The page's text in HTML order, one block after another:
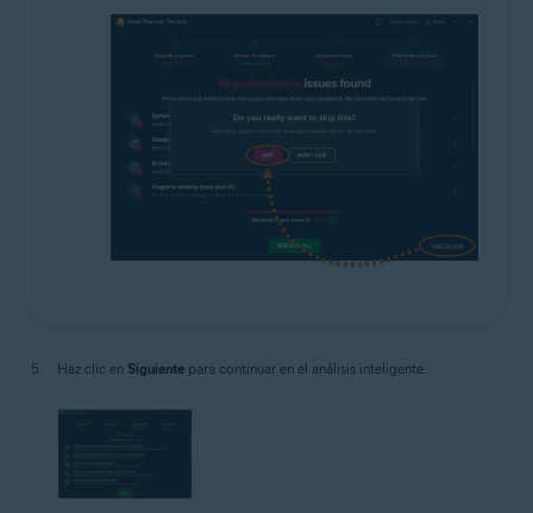
Haz clic en Siguiente para continuar en el análisis inteligente.